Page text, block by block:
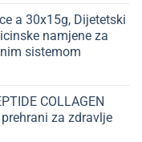
a 30x15g, Dijetetski
namjene za
sistemom
COLLAGEN
za zdravlje